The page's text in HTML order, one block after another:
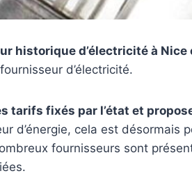
historique d’électricité à Nice
d’électricité.
tarifs fixés par l’état et
d’énergie, cela est désormais
fournisseurs sont